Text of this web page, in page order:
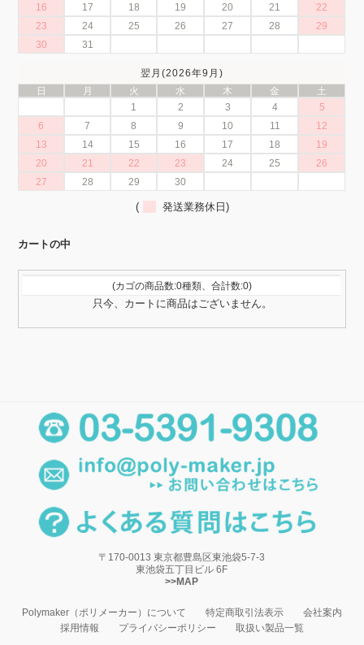
16
17 18 19 20 21
22
23
24 25 26 27 28
29
30
31
翌月(2026年9月)
日
月 火 水 木 金
土
1
2 3 4
5
6
7 8 9 10 11
12
13
14 15 16 17 18
19
20
21 22 23 24 25
26
27
28 29 30
( 発送業務休日)
カートの中
(カゴの商品数:0種類、合計数:0)
只今、カートに商品はございません。
〒170-0013 東京都豊島区東池袋5-7-3
東池袋五丁目ビル 6F
>>MAP
Polymaker（ポリメーカー）について 特定商取引法表示
会社案内
採用情報
プライバシーポリシー 取扱い製品一覧